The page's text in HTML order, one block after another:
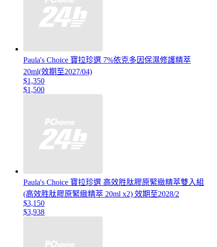
Paula's Choice 寶拉珍選 7%依克多因保濕修護精萃
20ml(效期至2027/04)
$1,350
$1,500
Paula's Choice 寶拉珍選 高效胜肽膠原緊緻精萃雙入組
(高效胜肽膠原緊緻精萃 20ml x2) 效期至2028/2
$3,150
$3,938